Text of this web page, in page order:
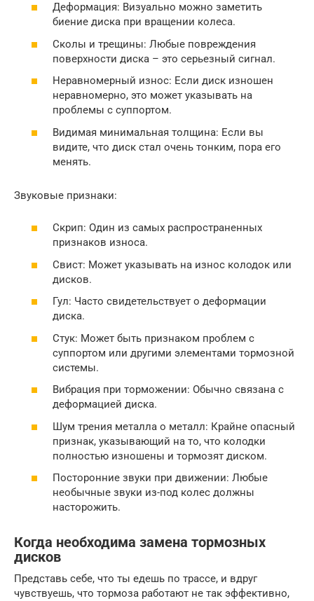
Деформация: Визуально можно заметить
биение диска при вращении колеса.
Сколы и трещины: Любые повреждения
поверхности диска – это серьезный сигнал.
Неравномерный износ: Если диск изношен
неравномерно, это может указывать на
проблемы с суппортом.
Видимая минимальная толщина: Если вы
видите, что диск стал очень тонким, пора его
менять.
Звуковые признаки:
Скрип: Один из самых распространенных
признаков износа.
Свист: Может указывать на износ колодок или
дисков.
Гул: Часто свидетельствует о деформации
диска.
Стук: Может быть признаком проблем с
суппортом или другими элементами тормозной
системы.
Вибрация при торможении: Обычно связана с
деформацией диска.
Шум трения металла о металл: Крайне опасный
признак, указывающий на то, что колодки
полностью изношены и тормозят диском.
Посторонние звуки при движении: Любые
необычные звуки из-под колес должны
насторожить.
Когда необходима замена тормозных
дисков
Представь себе, что ты едешь по трассе, и вдруг
чувствуешь, что тормоза работают не так эффективно,